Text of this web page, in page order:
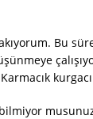
Bu
bilmiyor